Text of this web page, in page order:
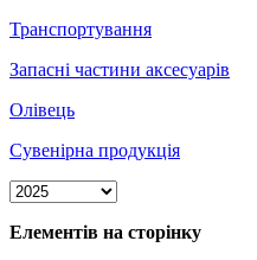
Транспортування
Запасні частини аксесуарів
Олівець
Сувенірна продукція
Елементів на сторінку